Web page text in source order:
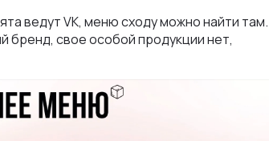
ведут VK, меню сходу можно найти там.
бренд, свое особой продукции нет,